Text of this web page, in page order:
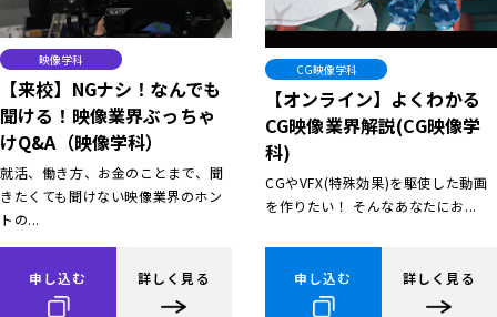
映像学科
【来校】NGナシ！なんでも
聞ける！映像業界ぶっちゃ
けQ&A（映像学科）
就活、働き方、お金のことまで、聞
きたくても聞けない映像業界のホン
トの...
申し込む 詳しく見る
CG映像学科
【オンライン】よくわかる
CG映像業界解説(CG映像学
科)
CGやVFX(特殊効果)を駆使した動画
を作りたい！ そんなあなたにお...
申し込む 詳しく見る